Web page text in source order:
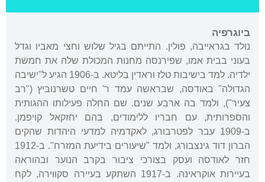
ביוגרפיה
נולד בגראייבה, פולין. התייתם בגיל שלוש וחצי מאביו וגדל
בעוני בבית אמו, שפירנסה מחנות המכולת שלה את חמשת
ילדיה. למד בישיבות טלז וראדין בליטא. ב-1906 הגיע ל"ישיבה
הגדולה" באודסה, שבראשה עמד ר' חיים טשרנוביץ ("רב
צעיר"), ולמד בה ארבע שנים. שם החלה פעילותו ההגותית
והספרותית, עם חבריו ללימודים, בהם יחזקאל קויפמן.
ב-1909 עבר לפטרבורג, לאקדמיה למדעי היהדות שהקים
הברון דוד גינצבורג, ולמד "שיעורים בידיעת המזרח". ב-1912
חזר לאודסה ועסק בצורכי ציבור בקרב הנוער ובהוראה
בעיירות אוקראינה. ב-1917 השתקע בעיירה סקווירה, לקח